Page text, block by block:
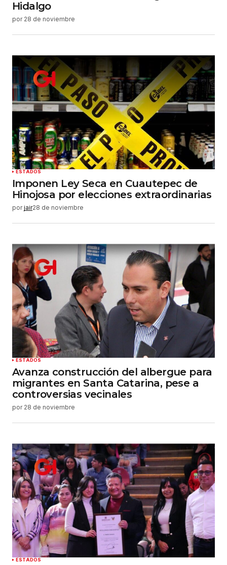
Hidalgo
por 28 de noviembre
ESTADOS
Imponen Ley Seca en Cuautepec de
Hinojosa por elecciones extraordinarias
por jair28 de noviembre
ESTADOS
Avanza construcción del albergue para
migrantes en Santa Catarina, pese a
controversias vecinales
por 28 de noviembre
ESTADOS